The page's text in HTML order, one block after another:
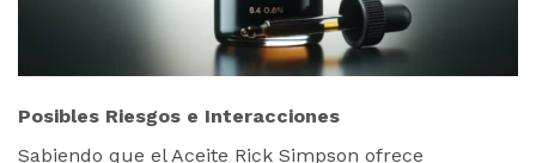
Posibles Riesgos e Interacciones
Sabiendo que el Aceite Rick Simpson ofrece